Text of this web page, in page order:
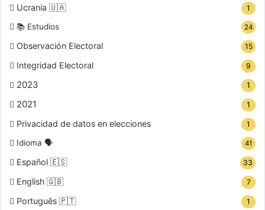
Ucrania 🇺🇦 1
📚 Estudios 24
Observación Electoral 15
Integridad Electoral 9
2023 1
2021 1
Privacidad de datos en elecciones 1
Idioma 🗣️ 41
Español 🇪🇸 33
English 🇬🇧 7
Português 🇵🇹 1